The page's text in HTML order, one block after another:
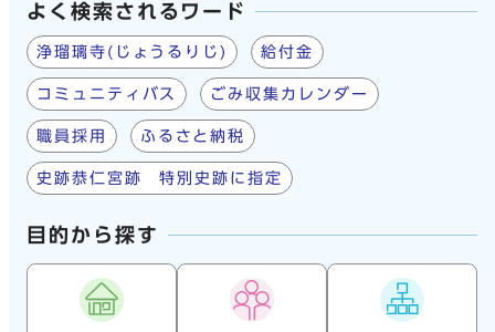
よく検索されるワード
浄瑠璃寺(じょうるりじ) 給付金
コミュニティバス ごみ収集カレンダー
職員採用 ふるさと納税
史跡恭仁宮跡 特別史跡に指定
目的から探す